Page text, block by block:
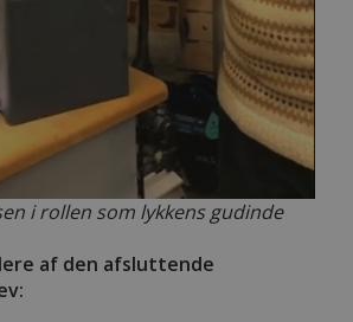
i rollen som lykkens gudinde
af den afsluttende